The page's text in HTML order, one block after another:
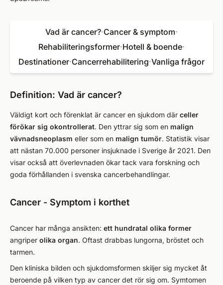
Vad är cancer?·Cancer & symptom·
Rehabiliteringsformer·Hotell & boende·
Destinationer·Cancerrehabilitering·Vanliga frågor
Definition: Vad är cancer?
Väldigt kort och förenklat är cancer en sjukdom där celler
förökar sig okontrollerat. Den yttrar sig som en malign
vävnadsneoplasm eller som en malign tumör. Statistik visar
att nästan 70.000 personer insjuknade i Sverige år 2021. Den
visar också att överlevnaden ökar tack vara forskning och
goda förhållanden i svenska cancerbehandlingar.
Cancer - Symptom i korthet
Cancer har många ansikten: ett hundratal olika former
angriper olika organ. Oftast drabbas lungorna, bröstet och
tarmen.
Den kliniska bilden och sjukdomsformen skiljer sig mycket åt
beroende på vilken typ av cancer det rör sig om. Symtomen